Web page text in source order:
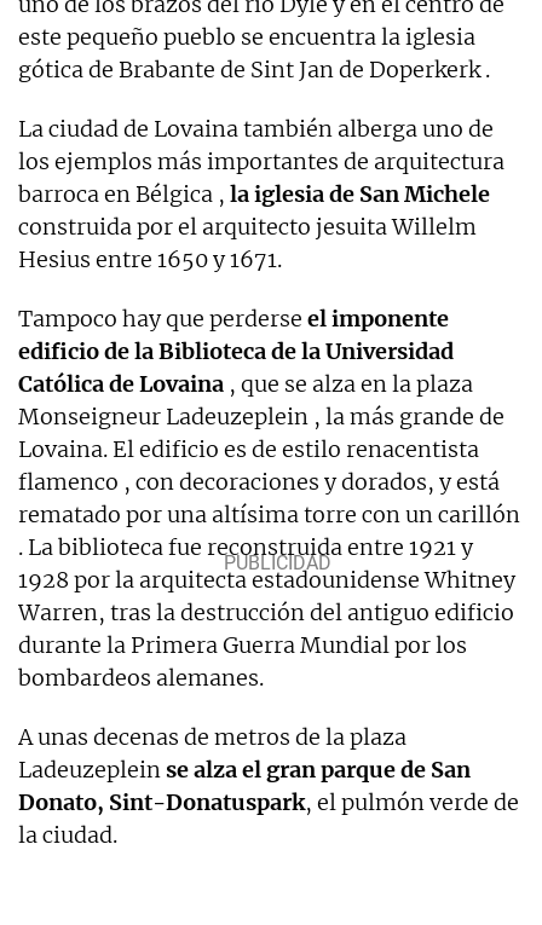
este pequeño pueblo se encuentra la iglesia
gótica de Brabante de Sint Jan de Doperkerk .
La ciudad de Lovaina también alberga uno de
los ejemplos más importantes de arquitectura
barroca en Bélgica , la iglesia de San Michele
construida por el arquitecto jesuita Willelm
Hesius entre 1650 y 1671.
Tampoco hay que perderse el imponente
edificio de la Biblioteca de la Universidad
Católica de Lovaina , que se alza en la plaza
Monseigneur Ladeuzeplein , la más grande de
Lovaina. El edificio es de estilo renacentista
flamenco , con decoraciones y dorados, y está
rematado por una altísima torre con un carillón
. La biblioteca fue reconstruida entre 1921 y
1928 por la arquitecta estadounidense Whitney
Warren, tras la destrucción del antiguo edificio
durante la Primera Guerra Mundial por los
bombardeos alemanes.
A unas decenas de metros de la plaza
Ladeuzepleinse alza el gran parque de San
Donato, Sint-Donatuspark, el pulmón verde de
la ciudad.